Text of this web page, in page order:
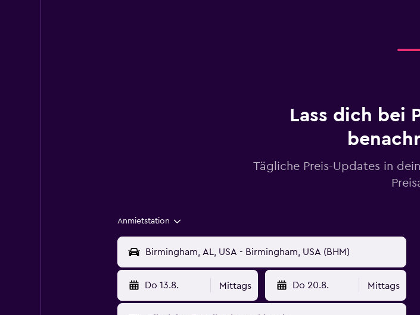
Lass dich bei
Tägliche Preis-Updates in
Anmietstation
Do 13.8. Mittags Do 20.8. Mittags